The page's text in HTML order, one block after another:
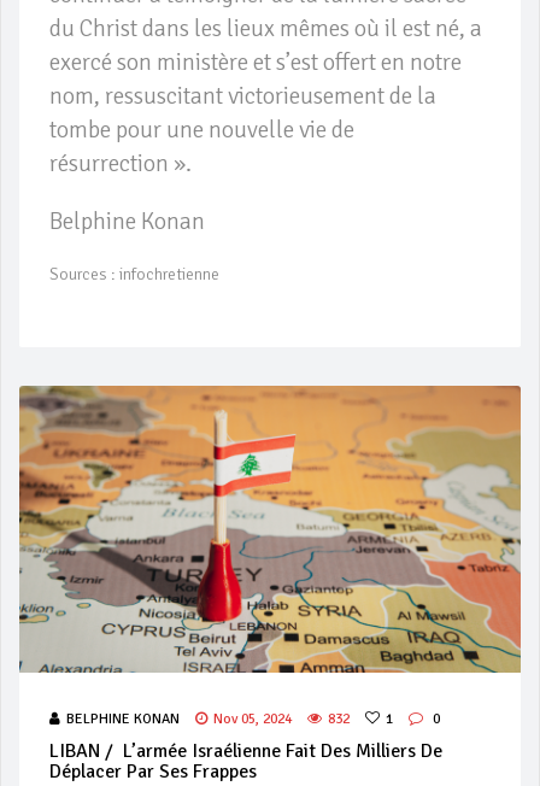
du Christ dans les lieux mêmes où il est né, a
exercé son ministère et s’est offert en notre
nom, ressuscitant victorieusement de la
tombe pour une nouvelle vie de
résurrection ».
Belphine Konan
Sources : infochretienne
BELPHINE KONAN Nov 05, 2024 832 1 0
LIBAN / L’armée Israélienne Fait Des Milliers De
Déplacer Par Ses Frappes